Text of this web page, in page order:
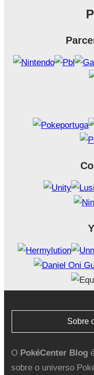
Sobre
O PokéCenter Blog
sobre o universo